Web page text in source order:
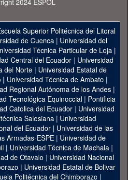
2024 ESPOL
Superior Politécnica del Litoral
de Cuenca| Universidad del
Técnica Particular de Loja|
Central del Ecuador| Universidad
del Norte | Universidad Estatal de
| Universidad Técnica de Ambato |
Regional Autónoma de los Andes|
Tecnológica Equinoccial| Pontificia
Catolica del Ecuador | Universidad
Salesiana | Universidad
del Ecuador | Universidad de las
Armadas-ESPE | Universidad de
| Universidad Técnica de Machala|
de Otavalo | Universidad Nacional
| Universidad Estatal de Bolivar
Politécnica del Chimborazo |